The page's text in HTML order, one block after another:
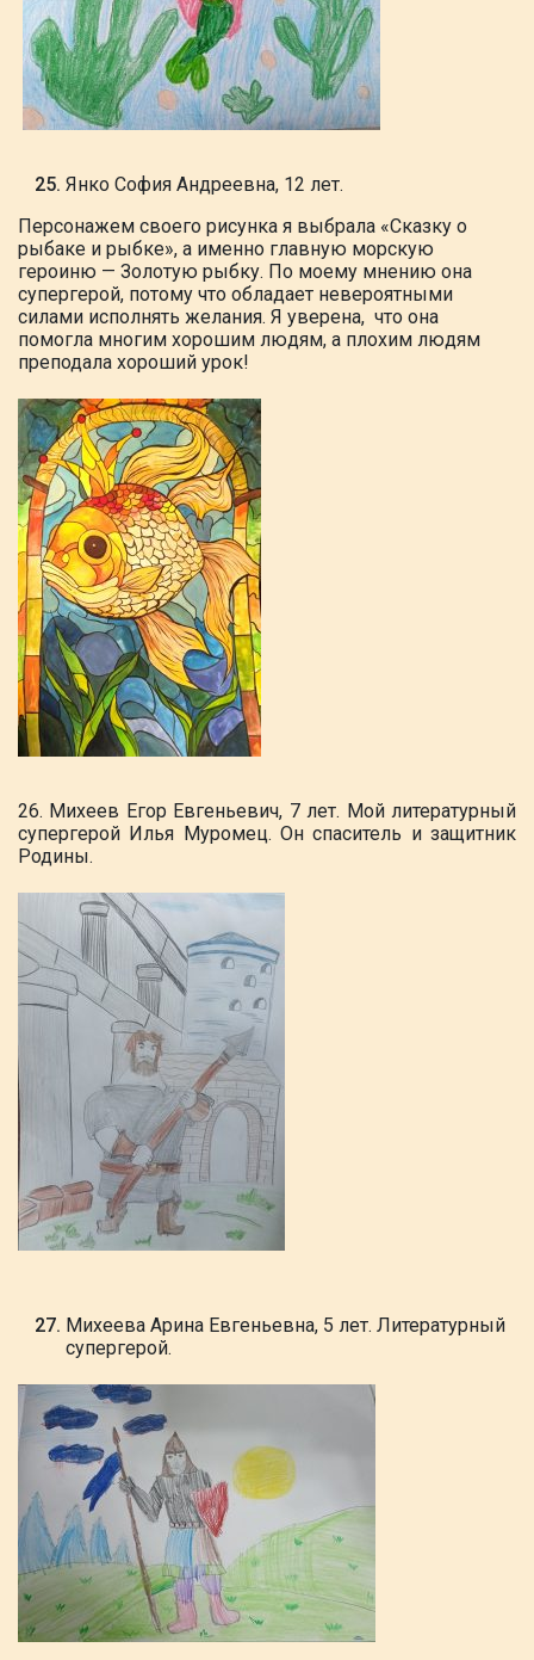
Янко София Андреевна, 12 лет.
Персонажем своего рисунка я выбрала «Сказку о
рыбаке и рыбке», а именно главную морскую
героиню — Золотую рыбку. По моему мнению она
супергерой, потому что обладает невероятными
силами исполнять желания. Я уверена, что она
помогла многим хорошим людям, а плохим людям
преподала хороший урок!
26. Михеев Егор Евгеньевич, 7 лет. Мой литературный
супергерой Илья Муромец. Он спаситель и защитник
Родины.
Михеева Арина Евгеньевна, 5 лет. Литературный
супергерой.